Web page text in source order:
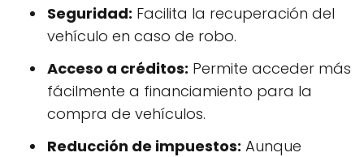
Seguridad: Facilita la recuperación del
vehículo en caso de robo.
Acceso a créditos: Permite acceder más
fácilmente a financiamiento para la
compra de vehículos.
Reducción de impuestos: Aunque